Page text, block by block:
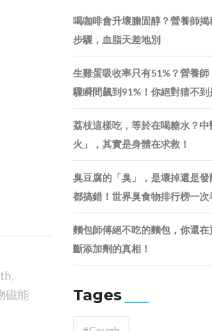
,
磁能
喝咖啡會升壞膽固醇？營養師
步驟，血脂天差地別
生雞蛋吸收率只有51%？營養
驟瞬間飆到91%！你絕對猜不到
荔枝這樣吃，等於在喝糖水？
火」，其實是身體在求救！
臭豆腐的「臭」，是壞掉還是
都搞錯！世界臭食物排行榜一次
麵包師傅絕不吃的麵包，你還在
斷添加劑的真相！
Tages